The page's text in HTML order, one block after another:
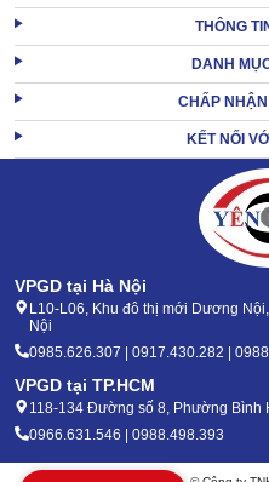
THÔNG
DANH
CHẤP
KẾT NỐI
VPGD tại Hà Nội
L10-L06, Khu đô thị mới Dương
Nội
0985.626.307 | 0917.430.282 |
VPGD tại TP.HCM
118-134 Đường số 8, Phường Bình
0966.631.546 | 0988.498.393